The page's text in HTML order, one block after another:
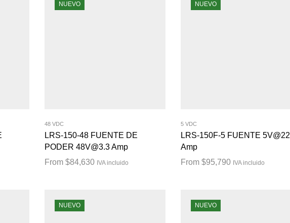
NUEVO
48 VDC
LRS-150-48 FUENTE DE
PODER 48V@3.3 Amp
From$84,630 IVA incluido
NUEVO
5 VDC
LRS-150F-5 FUENTE 5V@22
Amp
From $95,790 IVA incluido
NUEVO NUEVO